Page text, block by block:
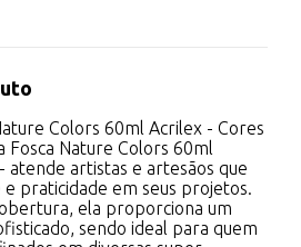
Colors 60ml Acrilex - Cores
Fosca Nature Colors 60ml
atende artistas e artesãos que
e praticidade em seus projetos.
ela proporciona um
sendo ideal para quem